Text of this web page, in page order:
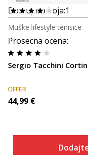
Dostupno boja:1
Prosecna ocena:
Sergio Tacchini
Muške lifestyle tenisice
OFFER
44,99 €